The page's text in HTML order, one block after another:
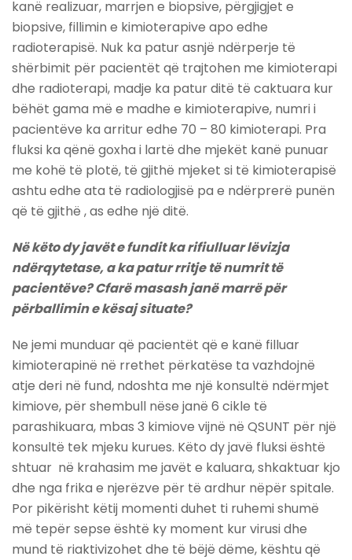
kanë realizuar, marrjen e biopsive, përgjigjet e
biopsive, fillimin e kimioterapive apo edhe
radioterapisë. Nuk ka patur asnjë ndërperje të
shërbimit për pacientët që trajtohen me kimioterapi
dhe radioterapi, madje ka patur ditë të caktuara kur
bëhët gama më e madhe e kimioterapive, numri i
pacientëve ka arritur edhe 70 – 80 kimioterapi. Pra
fluksi ka qënë goxha i lartë dhe mjekët kanë punuar
me kohë të plotë, të gjithë mjeket si të kimioterapisë
ashtu edhe ata të radiologjisë pa e ndërprerë punën
që të gjithë , as edhe një ditë.
Në këto dy javët e fundit ka rifiulluar lëvizja
ndërqytetase, a ka patur rritje të numrit të
pacientëve? Cfarë masash janë marrë për
përballimin e kësaj situate?
Ne jemi munduar që pacientët që e kanë filluar
kimioterapinë në rrethet përkatëse ta vazhdojnë
atje deri në fund, ndoshta me një konsultë ndërmjet
kimiove, për shembull nëse janë 6 cikle të
parashikuara, mbas 3 kimiove vijnë në QSUNT për një
konsultë tek mjeku kurues. Këto dy javë fluksi është
shtuar në krahasim me javët e kaluara, shkaktuar kjo
dhe nga frika e njerëzve për të ardhur nëpër spitale.
Por pikërisht këtij momenti duhet ti ruhemi shumë
më tepër sepse është ky moment kur virusi dhe
mund të riaktivizohet dhe të bëjë dëme, kështu që